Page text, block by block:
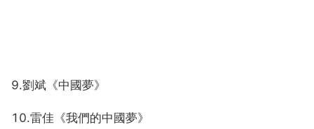
9.劉斌《中國夢》
10.雷佳《我們的中國夢》